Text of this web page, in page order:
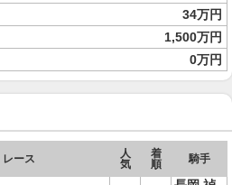
34万円
1,500万円
0万円
レース
人
気
着
順
騎手